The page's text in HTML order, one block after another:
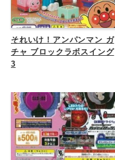
それいけ！アンパンマン ガ
チャ ブロックラボスイング
3